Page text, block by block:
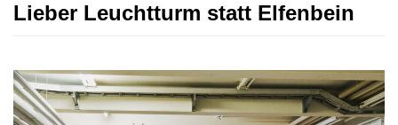
Lieber Leuchtturm statt Elfenbein